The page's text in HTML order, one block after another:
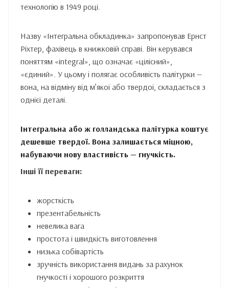
технологію в 1949 році.
Назву «Інтегральна обкладинка» запропонував Ернст
Ріхтер, фахівець в книжковій справі. Він керувався
поняттям «integral», що означає «цілісний»,
«єдиний». У цьому і полягає особливість палітурки —
вона, на відміну від м’якої або твердої, складається з
однієї деталі.
Інтегральна або ж голландська палітурка коштує
дешевше твердої. Вона залишається міцною,
набуваючи нову властивість — гнучкість.
Інші її переваги:
жорсткість
презентабельність
невелика вага
простота і швидкість виготовлення
низька собівартість
зручність використання видань за рахунок
гнучкості і хорошого розкриття